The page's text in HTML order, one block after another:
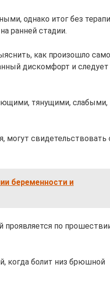
однако итог без
ранней стадии.
как произошло само
дискомфорт и следует
тянущими, слабыми,
могут свидетельствовать
беременности и
по
когда болит низ брюшной